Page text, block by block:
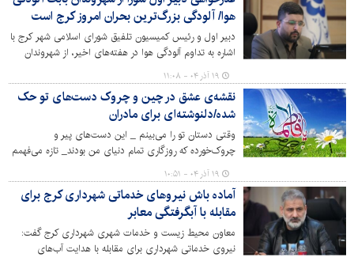
هوا/ آلودگی بزرگ‌ترین بحران امروز کرج است
دبیر اول و رئیس کمیسیون تلفیق شورای اسلامی شهر کرج با
اشاره به تداوم آلودگی هوا در هفته‌های اخیر، از شهروندان
عذرخواهی کرد و خواستار قرار گرفتن حل این بحران در اولویت
عملی مدیریت شهری شد.
۱۹ آذر ۰۴ - ۱۱:۰۸
نقشه‌ی عشق در چین و چروک دست‌های تو حک
شده/دلنوشته‌ای برای مادران
وقتی دستان تو را می‌بینم _ این دست‌های پیر و
چروک‌خورده که روزگاری تمام دنیای من بودند_ تازه می‌فهمم
زندگی چگونه از لای انگشتان می‌گریزد و عشق چگونه در
چین‌وچروک پوست جاودانه می‌شود. این دست‌ها که حالا
نقشی از تمام سال‌های صبر و بردباری‌اند، همان
دست‌هایی‌ست که گهواره‌ام را تکان دادند، پیشانی تب‌دارم را
نوازش کردند و اولین قدم‌هایم را در این جهان ناپایدار هدایت
کردند.
۱۹ آذر ۰۴ - ۱۰:۵۱
آماده باش نیروهای خدماتی شهرداری کرج برای
مقابله با آبگرفتگی معابر
معاون محیط زیست و خدمات شهری شهرداری کرج گفت:
نیروی خدماتی شهرداری برای مقابله با هدایت آب‌های